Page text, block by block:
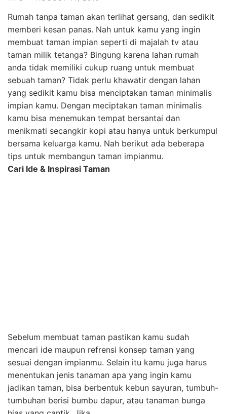
Sebelum membuat taman pastikan kamu sudah
mencari ide maupun refrensi konsep taman yang
sesuai dengan impianmu. Selain itu kamu juga harus
menentukan jenis tanaman apa yang ingin kamu
jadikan taman, bisa berbentuk kebun sayuran, tumbuh-
tumbuhan berisi bumbu dapur, atau tanaman bunga
hias yang cantik. Jika
sudah menemukan ide yang kamu inginkan sebaiknya
kamu memulai dengan skala yang kecil untuk
meminimalisir kegagalan terlebih dahulu, kemudian jika
Lokasi juga sangat menentukan keberhasilan
membangun sebuah taman. Analisa tempat mana yang
cocok untuk digunkan untuk dijadikan sebuah taman,
pastikan tempat tersebut memiliki cukup ruang untuk